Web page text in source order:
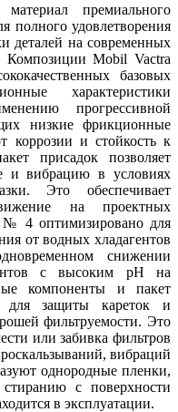
премиального
полного удовлетворения
деталей на современных
Композиции Mobil Vactra
базовых
характеристики
прогрессивной
низкие фрикционные
коррозии и стойкость к
присадок позволяет
и вибрацию в условиях
Это обеспечивает
на проектных
№ 4 оптимизировано для
от водных хладагентов
снижении
с высоким pH на
компоненты и пакет
для защиты кареток и
фильтруемости. Это
или забивка фильтров
вибраций
однородные пленки,
с поверхности
в эксплуатации.